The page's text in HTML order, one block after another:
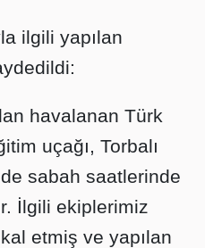
ilgili yapılan
havalanan Türk
uçağı, Torbalı
sabah saatlerinde
İlgili ekiplerimiz
etmiş ve yapılan